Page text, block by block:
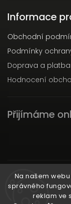
Na našem
správného
reklam ve
Informace
Obchodní
Podmínky
Doprava a platba
Hodnocení
Přijímáme
Instagram